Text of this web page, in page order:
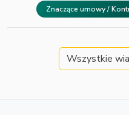
Znaczące umowy /
Wszystkie